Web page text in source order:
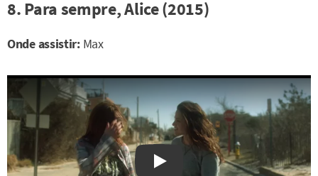
8. Para sempre, Alice (2015)
Onde assistir: Max
Watch on YouTube